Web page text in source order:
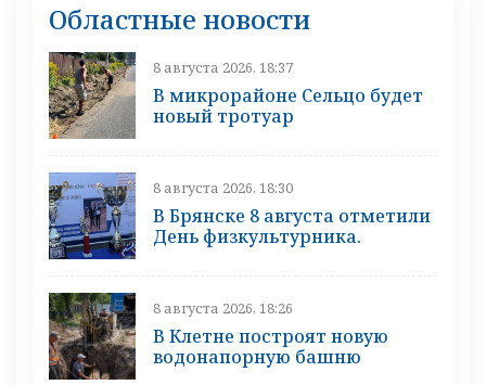
Областные новости
8 августа 2026, 18:37
В микрорайоне Сельцо будет
новый тротуар
8 августа 2026, 18:30
В Брянске 8 августа отметили
День физкультурника.
8 августа 2026, 18:26
В Клетне построят новую
водонапорную башню